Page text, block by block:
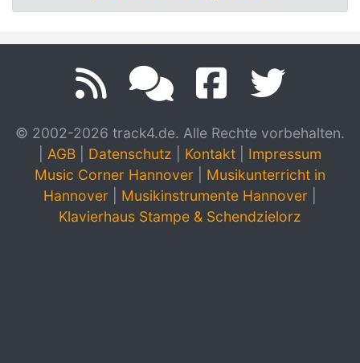
© 2002-2026 track4.de. Alle Rechte vorbehalten.
AGB Datenschutz Kontakt
Impressum
Music Corner Hannover
Musikunterricht in
Hannover
Musikinstrumente Hannover
Klavierhaus Stampe & Schendzielorz